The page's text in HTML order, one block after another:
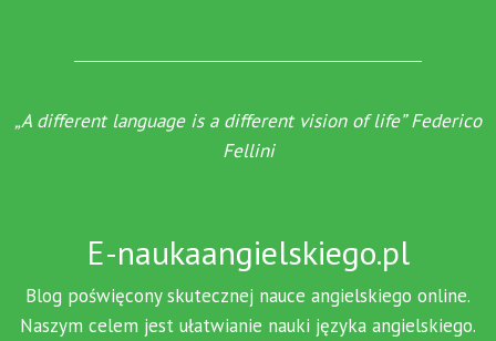
„A different language is a different vision of life” Federico
Fellini
E-naukaangielskiego.pl
Blog poświęcony skutecznej nauce angielskiego online.
Naszym celem jest ułatwianie nauki języka angielskiego.